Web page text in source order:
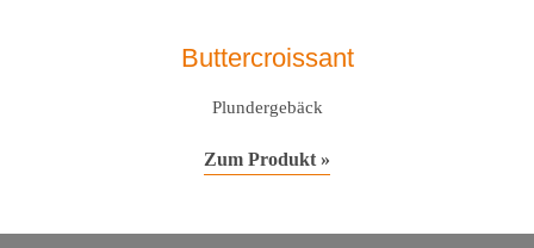
Buttercroissant
Plundergebäck
Zum Produkt »